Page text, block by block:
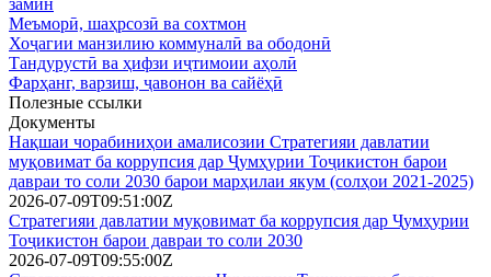
Меъморӣ, шаҳрсозӣ ва сохтмон
Хоҷагии манзилию коммуналӣ ва ободонӣ
Тандурустӣ ва ҳифзи иҷтимоии аҳолӣ
Фарҳанг, варзиш, ҷавонон ва сайёҳӣ
Полезные ссылки
Документы
Нақшаи чорабиниҳои амалисозии Стратегияи давлатии
муқовимат ба коррупсия дар Ҷумҳурии Тоҷикистон барои
давраи то соли 2030 барои марҳилаи якум (солҳои 2021-2025)
2026-07-09T09:51:00Z
Стратегияи давлатии муқовимат ба коррупсия дар Ҷумҳурии
Тоҷикистон барои давраи то соли 2030
2026-07-09T09:55:00Z